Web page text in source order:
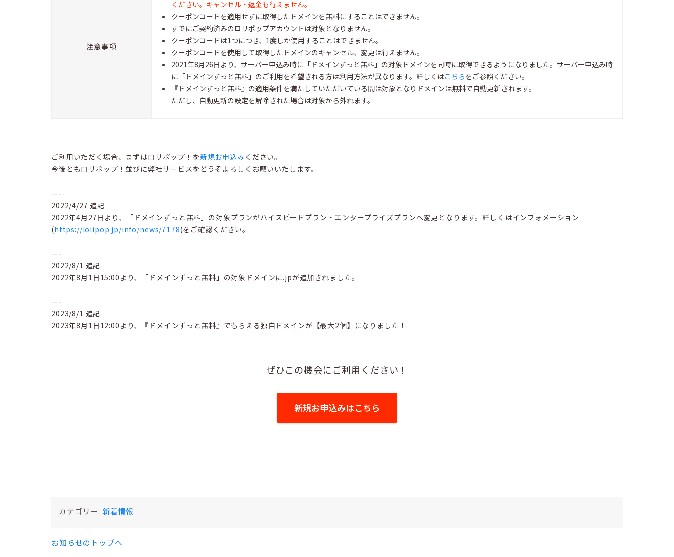
注意事項
ください。キャンセル・返金も行えません。
クーポンコードを適用せずに取得したドメインを無料にすることはできません。
すでにご契約済みのロリポップアカウントは対象となりません。
クーポンコードは1つにつき、1度しか使用することはできません。
クーポンコードを使用して取得したドメインのキャンセル、変更は行えません。
2021年8月26日より、サーバー申込み時に「ドメインずっと無料」の対象ドメインを同時に取得できるようになりました。サーバー申込み時
に「ドメインずっと無料」のご利用を希望される方は利用方法が異なります。詳しくはこちらをご参照ください。
『ドメインずっと無料』の適用条件を満たしていただいている間は対象となりドメインは無料で自動更新されます。
ただし、自動更新の設定を解除された場合は対象から外れます。
ご利用いただく場合、まずはロリポップ！を新規お申込み ください。
今後ともロリポップ！並びに弊社サービスをどうぞよろしくお願いいたします。
---
2022/4/27 追記
2022年4月27日より、「ドメインずっと無料」の対象プランがハイスピードプラン・エンタープライズプランへ変更となります。詳しくはインフォメーション
(https://lolipop.jp/info/news/7178)をご確認ください。
---
2022/8/1 追記
2022年8月1日15:00より、「ドメインずっと無料」の対象ドメインに.jpが追加されました。
---
2023/8/1 追記
2023年8月1日12:00より、『ドメインずっと無料』でもらえる独自ドメインが【最大2個】になりました！
ぜひこの機会にご利用ください！
新規お申込みはこちら
カテゴリー: 新着情報
お知らせのトップへ